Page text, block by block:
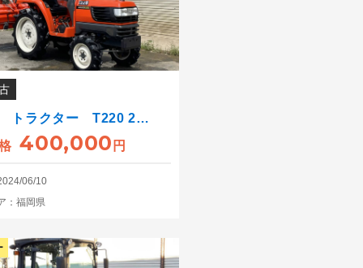
トラクター T220 2…
400,000 円
06/10
：福岡県